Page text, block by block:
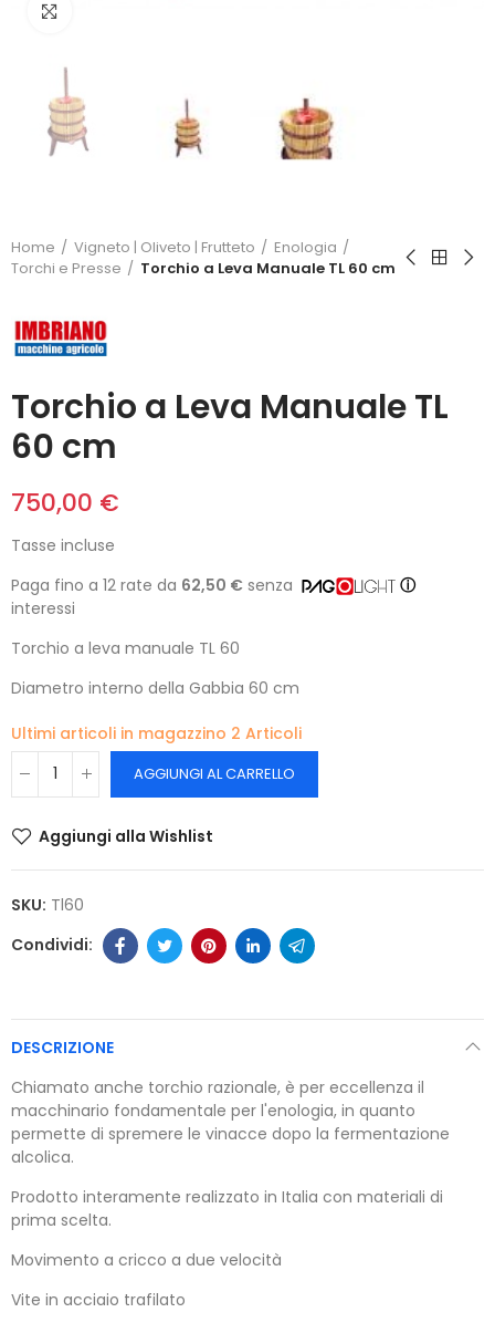
Home Vigneto | Oliveto | Frutteto
Enologia
Torchi e Presse
Torchio a Leva Manuale TL 60 cm
Torchio a Leva Manuale TL
60 cm
750,00 €
Tasse incluse
Paga fino a 12 rate da 62,50 € senza
interessi
ⓘ
Torchio a leva manuale TL 60
Diametro interno della Gabbia 60 cm
Ultimi articoli in magazzino 2 Articoli
AGGIUNGI AL CARRELLO
Aggiungi alla Wishlist
SKU: Tl60
DESCRIZIONE
Chiamato anche torchio razionale, è per eccellenza il
macchinario fondamentale per l'enologia, in quanto
permette di spremere le vinacce dopo la fermentazione
alcolica.
Prodotto interamente realizzato in Italia con materiali di
prima scelta.
Movimento a cricco a due velocità
Vite in acciaio trafilato